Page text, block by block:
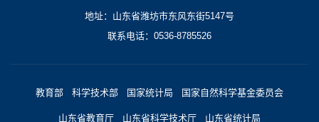
地址：山东省潍坊市东风东街5147号
联系电话：0536-8785526
教育部 科学技术部 国家统计局 国家自然科学基金委员会
山东省教育厅 山东省科学技术厅 山东省统计局